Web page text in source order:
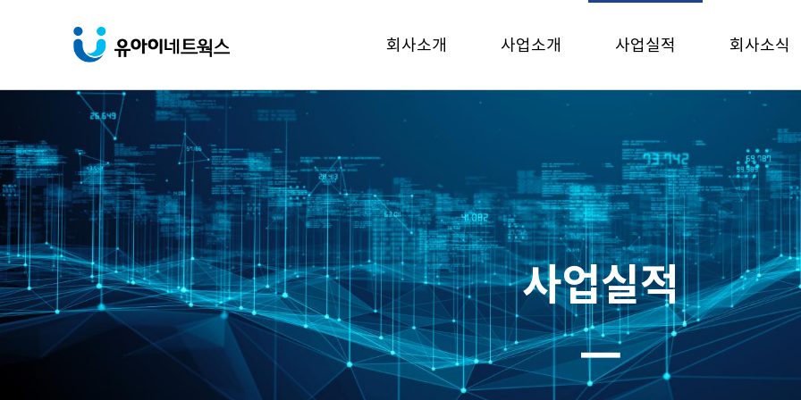
회사소개 사업소개 사업실적 회사소식
사업실적